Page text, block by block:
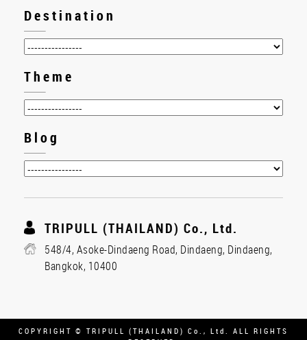
Destination
Theme
Blog
TRIPULL (THAILAND) Co., Ltd.
548/4, Asoke-Dindaeng Road, Dindaeng, Dindaeng,
Bangkok, 10400
COPYRIGHT © TRIPULL (THAILAND) Co., Ltd. ALL RIGHTS